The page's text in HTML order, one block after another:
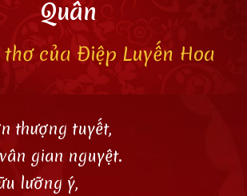
Quân
của Điệp Luyến Hoa
thượng tuyết,
gian nguyệt.
lưỡng ý,